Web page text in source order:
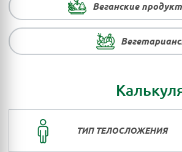
Веганские
ТИП ТЕЛОСЛОЖЕНИЯ